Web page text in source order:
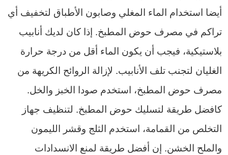
أيضا استخدام الماء المغلي وصابون الأطباق لتخفيف أي
تراكم في مصرف حوض المطبخ. إذا كان لديك أنابيب
بلاستيكية، فيجب أن يكون الماء أقل من درجة حرارة
الغليان لتجنب تلف الأنابيب. لإزالة الروائح الكريهة من
مصرف حوض المطبخ، استخدم صودا الخبز والخل.
كافضل طريقة لتسليك حوض المطبخ. لتنظيف جهاز
التخلص من القمامة، استخدم الثلج وقشر الليمون
والملح الخشن. إن أفضل طريقة لمنع الانسدادات